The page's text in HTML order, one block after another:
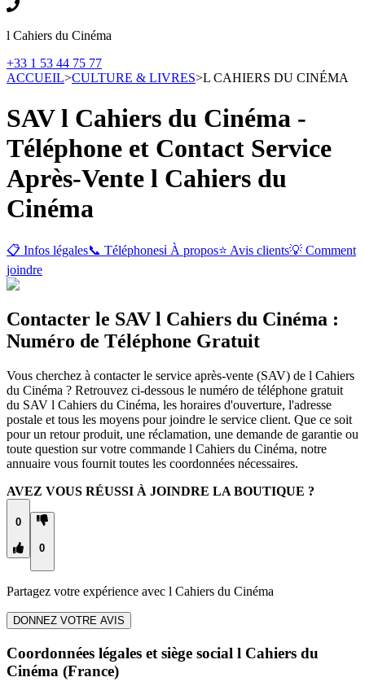
l Cahiers du Cinéma
+33 1 53 44 75 77
ACCUEIL>CULTURE & LIVRES>L CAHIERS DU CINÉMA
SAV l Cahiers du Cinéma -
Téléphone et Contact Service
Après-Vente l Cahiers du
Cinéma
📋 Infos légales📞 Téléphonesℹ️ À propos⭐ Avis clients💡 Comment
joindre
Contacter le SAV l Cahiers du Cinéma :
Numéro de Téléphone Gratuit
Vous cherchez à contacter le service après-vente (SAV) de l Cahiers
du Cinéma ? Retrouvez ci-dessous le numéro de téléphone gratuit
du SAV l Cahiers du Cinéma, les horaires d'ouverture, l'adresse
postale et tous les moyens pour joindre le service client. Que ce soit
pour un retour produit, une réclamation, une demande de garantie ou
toute question sur votre commande l Cahiers du Cinéma, notre
annuaire vous fournit toutes les coordonnées nécessaires.
AVEZ VOUS RÉUSSI À JOINDRE LA BOUTIQUE ?
0
0
Partagez votre expérience avec l Cahiers du Cinéma
DONNEZ VOTRE AVIS
Coordonnées légales et siège social l Cahiers du
Cinéma (France)